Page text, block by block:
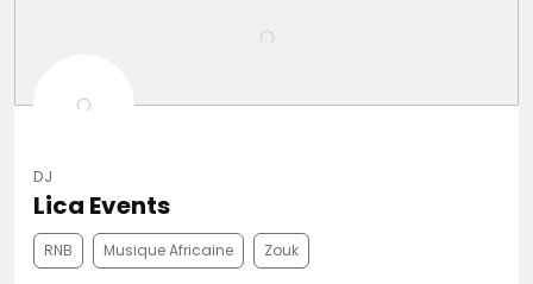
DJ
Lica Events
RNB Musique Africaine Zouk